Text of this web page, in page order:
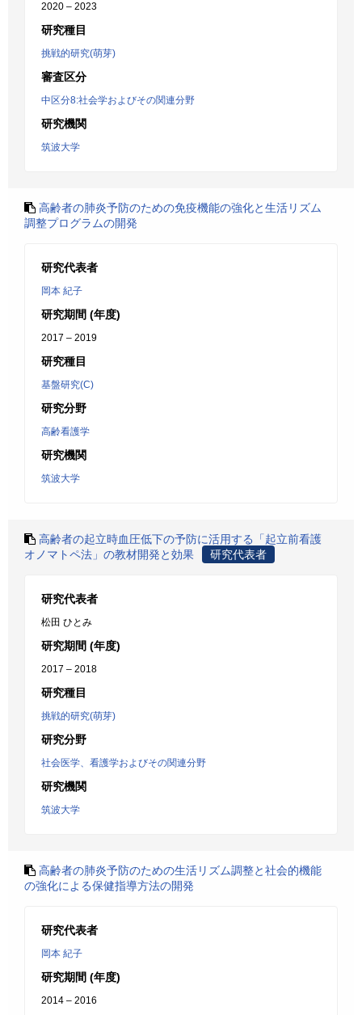
2020 – 2023
研究種目
挑戦的研究(萌芽)
審査区分
中区分8:社会学およびその関連分野
研究機関
筑波大学
高齢者の肺炎予防のための免疫機能の強化と生活リズム
調整プログラムの開発
研究代表者
岡本 紀子
研究期間 (年度)
2017 – 2019
研究種目
基盤研究(C)
研究分野
高齢看護学
研究機関
筑波大学
高齢者の起立時血圧低下の予防に活用する「起立前看護
オノマトペ法」の教材開発と効果
研究代表者
研究代表者
松田 ひとみ
研究期間 (年度)
2017 – 2018
研究種目
挑戦的研究(萌芽)
研究分野
社会医学、看護学およびその関連分野
研究機関
筑波大学
高齢者の肺炎予防のための生活リズム調整と社会的機能
の強化による保健指導方法の開発
研究代表者
岡本 紀子
研究期間 (年度)
2014 – 2016